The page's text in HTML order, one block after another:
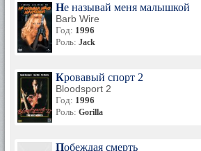
Не называй меня малышкой
Barb Wire
Год: 1996
Роль: Jack
Кровавый спорт 2
Bloodsport 2
Год: 1996
Роль: Gorilla
Побеждая смерть